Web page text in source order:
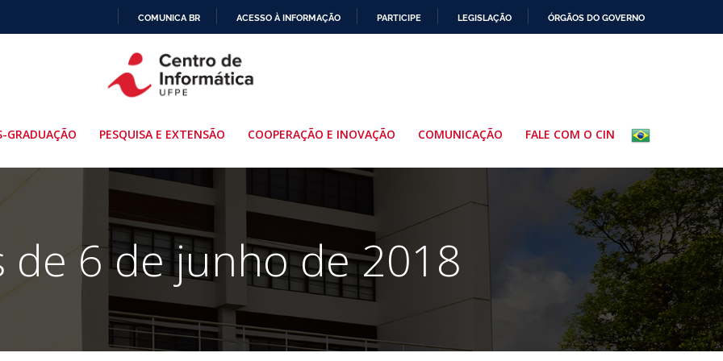
PARA
O
COMUNICA BR ACESSO À INFORMAÇÃO PARTICIPE LEGISLAÇÃO ÓRGÃOS DO GOVERNO
GRADUAÇÃO PESQUISA E EXTENSÃO COOPERAÇÃO E INOVAÇÃO COMUNICAÇÃO FALE COM O CIN
de 6 de junho de 2018